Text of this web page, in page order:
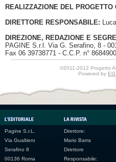
REALIZZAZIONE DEL PROGETTO
DIRETTORE RESPONSABILE:
DIREZIONE, REDAZIONE E
PAGINE S.r.l. Via G. Serafino, 8 -
Fax 06 39738771 - C.C.P. n°
©2011-2012 Progetto
Powered by
L’EDITORIALE
Pagine S.r.L.
Via Gualtiero
Serafino 8
00136 Roma
LA RIVISTA
Direttore:
Mario Barra
Direttore
Responsabile: